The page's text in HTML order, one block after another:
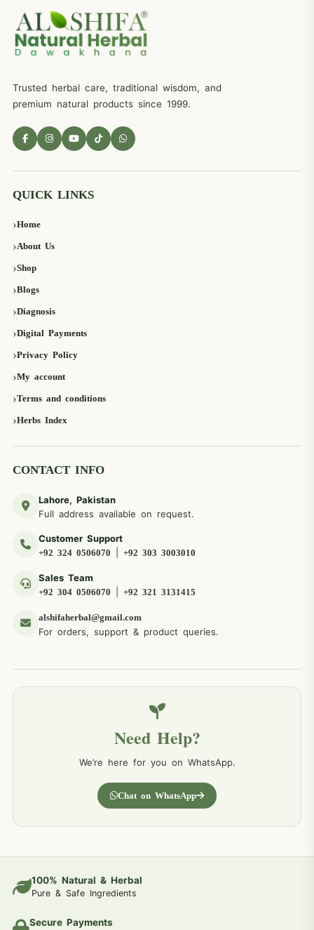
Trusted herbal care, traditional wisdom, and
premium natural products since 1999.
QUICK LINKS
Home
About Us
Shop
Blogs
Diagnosis
Digital Payments
Privacy Policy
My account
Terms and conditions
Herbs Index
CONTACT INFO
Lahore, Pakistan
Full address available on request.
Customer Support
+92 324 0506070 +92 303 3003010
Sales Team
+92 304 0506070 +92 321 3131415
alshifaherbal@gmail.com
For orders, support & product queries.
Need Help?
We’re here for you on WhatsApp.
Chat on WhatsApp
100% Natural & Herbal
Pure & Safe Ingredients
Secure Payments